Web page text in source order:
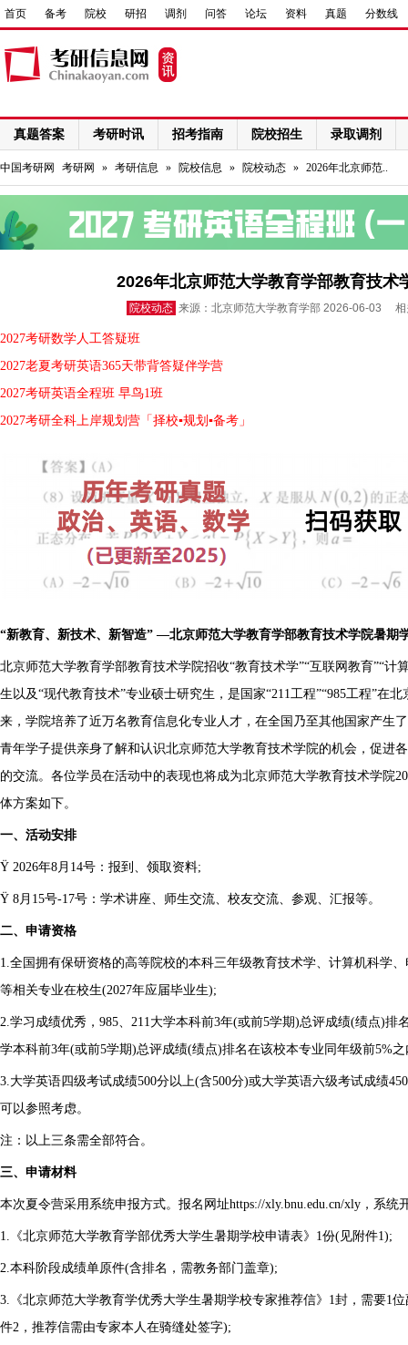
首页 备考 院校 研招 调剂 问答 论坛 资料 真题 分数线
真题答案 考研时讯 招考指南 院校招生 录取调剂
网络课程
中国考研网 考研网 » 考研信息 » 院校信息 » 院校动态 » 2026年北京师范..
2026年北京师范大学教育学部教育技术
院校动态 来源：北京师范大学教育学部 2026-06-03 相
2027考研数学人工答疑班
2027老夏考研英语365天带背答疑伴学营
2027考研英语全程班 早鸟1班
2027考研全科上岸规划营「择校▪规划▪备考」
“新教育、新技术、新智造” —北京师范大学教育学部教育技术学院暑期
北京师范大学教育学部教育技术学院招收“教育技术学”“互联网教育”“计
生以及“现代教育技术”专业硕士研究生，是国家“211工程”“985工程”在
来，学院培养了近万名教育信息化专业人才，在全国乃至其他国家产生
青年学子提供亲身了解和认识北京师范大学教育技术学院的机会，促进
的交流。各位学员在活动中的表现也将成为北京师范大学教育技术学院
体方案如下。
一、活动安排
Ÿ 2026年8月14号：报到、领取资料;
Ÿ 8月15号-17号：学术讲座、师生交流、校友交流、参观、汇报等。
二、申请资格
1.全国拥有保研资格的高等院校的本科三年级教育技术学、计算机科学
等相关专业在校生(2027年应届毕业生);
2.学习成绩优秀，985、211大学本科前3年(或前5学期)总评成绩(绩点)排
学本科前3年(或前5学期)总评成绩(绩点)排名在该校本专业同年级前5%之
3.大学英语四级考试成绩500分以上(含500分)或大学英语六级考试成绩
可以参照考虑。
注：以上三条需全部符合。
三、申请材料
本次夏令营采用系统申报方式。报名网址https://xly.bnu.edu.cn/xly，系统
1.《北京师范大学教育学部优秀大学生暑期学校申请表》1份(见附件1);
2.本科阶段成绩单原件(含排名，需教务部门盖章);
3.《北京师范大学教育学优秀大学生暑期学校专家推荐信》1封，需要1
件2，推荐信需由专家本人在骑缝处签字);